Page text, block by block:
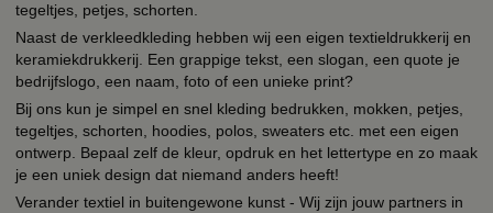
tegeltjes, petjes, schorten.
Naast de verkleedkleding hebben wij een eigen textieldrukkerij en
keramiekdrukkerij. Een grappige tekst, een slogan, een quote je
bedrijfslogo, een naam, foto of een unieke print?
Bij ons kun je simpel en snel kleding bedrukken, mokken, petjes,
tegeltjes, schorten, hoodies, polos, sweaters etc. met een eigen
ontwerp. Bepaal zelf de kleur, opdruk en het lettertype en zo maak
je een uniek design dat niemand anders heeft!
Verander textiel in buitengewone kunst - Wij zijn jouw partners in